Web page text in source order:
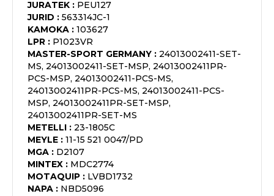
JURATEK : PEU127
JURID : 563314JC-1
KAMOKA : 103627
LPR : P1023VR
MASTER-SPORT GERMANY : 24013002411-SET-
MS, 24013002411-SET-MSP, 24013002411PR-
PCS-MSP, 24013002411-PCS-MS,
24013002411PR-PCS-MS, 24013002411-PCS-
MSP, 24013002411PR-SET-MSP,
24013002411PR-SET-MS
METELLI : 23-1805C
MEYLE : 11-15 521 0047/PD
MGA : D2107
MINTEX : MDC2774
MOTAQUIP : LVBD1732
NAPA : NBD5096